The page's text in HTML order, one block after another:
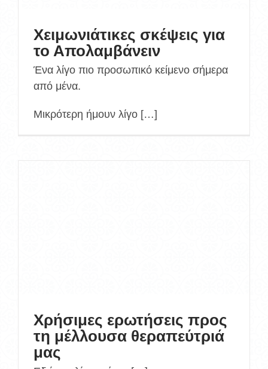
Χειμωνιάτικες σκέψεις για
το Απολαμβάνειν
Ένα λίγο πιο προσωπικό κείμενο σήμερα
από μένα.
Μικρότερη ήμουν λίγο […]
Χρήσιμες ερωτήσεις προς
τη μέλλουσα θεραπεύτριά
μας